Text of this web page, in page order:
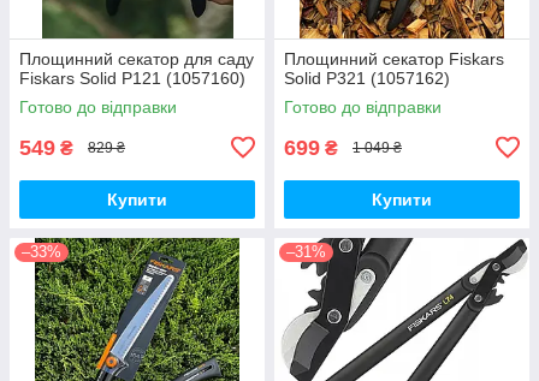
Площинний секатор для саду
Fiskars Solid P121 (1057160)
Готово до відправки
549 ₴ 829 ₴
Купити
Площинний секатор Fiskars
Solid P321 (1057162)
Готово до відправки
699 ₴ 1 049 ₴
Купити
–33% –31%